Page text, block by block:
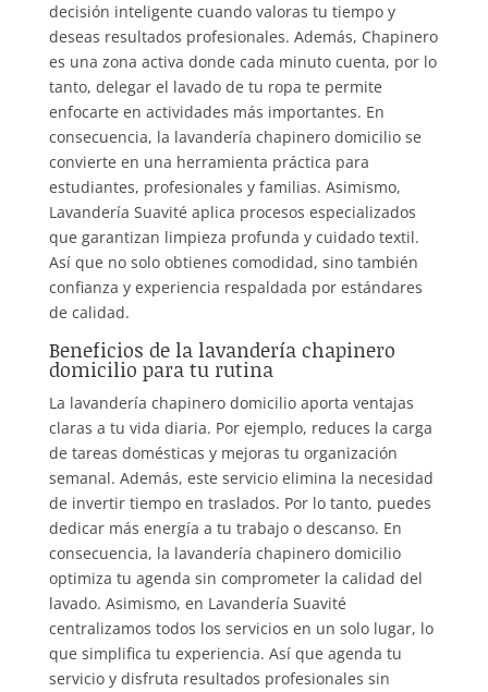
decisión inteligente cuando valoras tu tiempo y
deseas resultados profesionales. Además, Chapinero
es una zona activa donde cada minuto cuenta, por lo
tanto, delegar el lavado de tu ropa te permite
enfocarte en actividades más importantes. En
consecuencia, la lavandería chapinero domicilio se
convierte en una herramienta práctica para
estudiantes, profesionales y familias. Asimismo,
Lavandería Suavité aplica procesos especializados
que garantizan limpieza profunda y cuidado textil.
Así que no solo obtienes comodidad, sino también
confianza y experiencia respaldada por estándares
de calidad.
Beneficios de la lavandería chapinero
domicilio para tu rutina
La lavandería chapinero domicilio aporta ventajas
claras a tu vida diaria. Por ejemplo, reduces la carga
de tareas domésticas y mejoras tu organización
semanal. Además, este servicio elimina la necesidad
de invertir tiempo en traslados. Por lo tanto, puedes
dedicar más energía a tu trabajo o descanso. En
consecuencia, la lavandería chapinero domicilio
optimiza tu agenda sin comprometer la calidad del
lavado. Asimismo, en Lavandería Suavité
centralizamos todos los servicios en un solo lugar, lo
que simplifica tu experiencia. Así que agenda tu
servicio y disfruta resultados profesionales sin